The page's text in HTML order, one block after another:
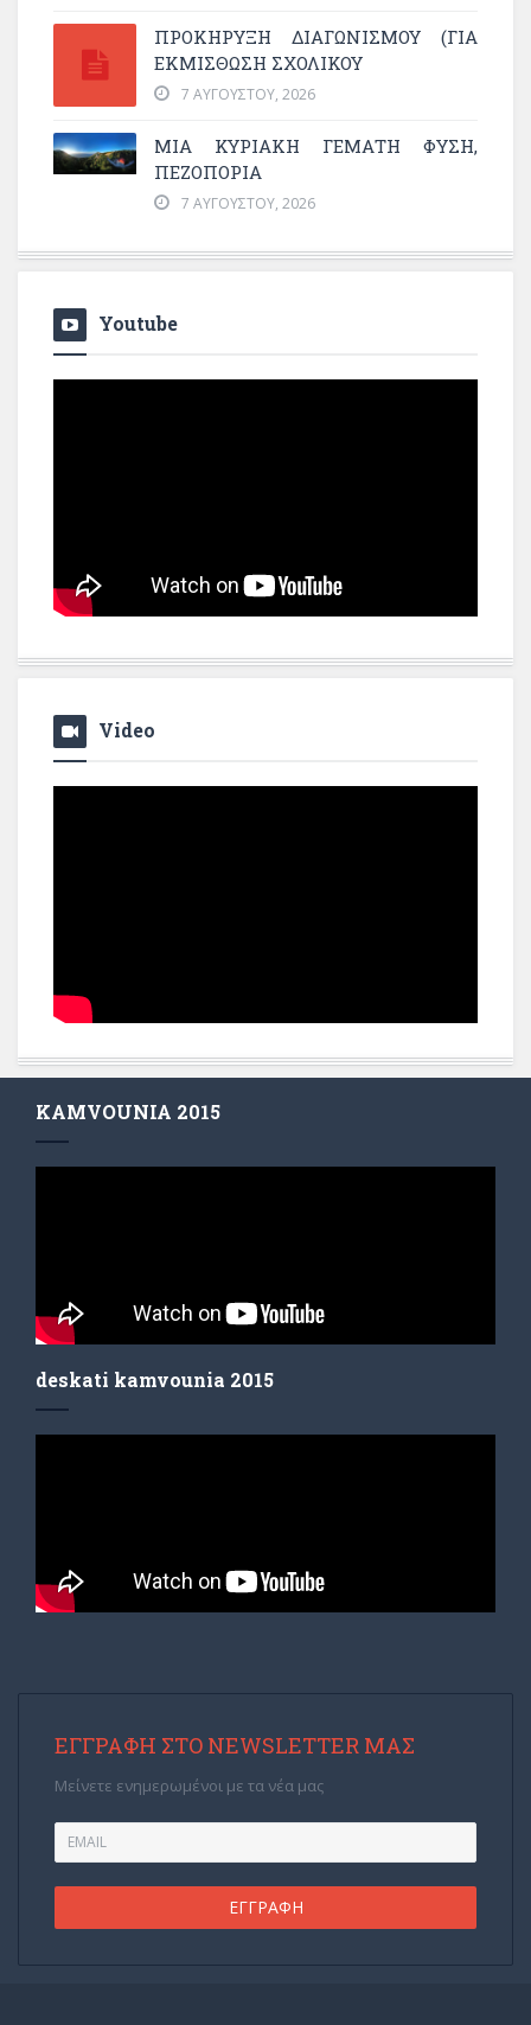
ΠΡΟΚΗΡΥΞΗ ΔΙΑΓΩΝΙΣΜΟΥ (ΓΙΑ
ΕΚΜΊΣΘΩΣΗ ΣΧΟΛΙΚΟΎ
7 ΑΥΓΟΎΣΤΟΥ, 2026
ΜΙΑ ΚΥΡΙΑΚΉ ΓΕΜΆΤΗ ΦΎΣΗ,
ΠΕΖΟΠΟΡΊΑ
7 ΑΥΓΟΎΣΤΟΥ, 2026
Youtube
Video
KAMVOUNIA 2015
deskati kamvounia 2015
ΕΓΓΡΑΦΉ ΣΤΟ NEWSLETTER ΜΑΣ
Μείνετε ενημερωμένοι με τα νέα μας